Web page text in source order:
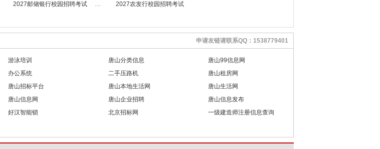
2027邮储银行校园招聘考试
2027农发行校园招聘考试
申请友链请联系QQ：1538779401
游泳培训 唐山分类信息
唐山99信息网
办公系统 二手压路机
唐山租房网
唐山招标平台 唐山本地生活网
唐山生活网
唐山信息网 唐山企业招聘
唐山信息发布
好汉智能锁 北京招标网
一级建造师注册信息查询